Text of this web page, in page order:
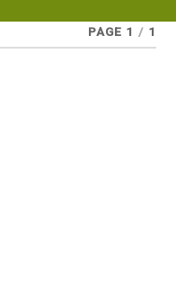
PAGE 1 / 1